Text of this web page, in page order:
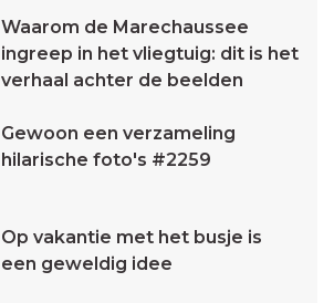
Waarom de Marechaussee
ingreep in het vliegtuig: dit is het
verhaal achter de beelden
Gewoon een verzameling
hilarische foto's #2259
Op vakantie met het busje is
een geweldig idee